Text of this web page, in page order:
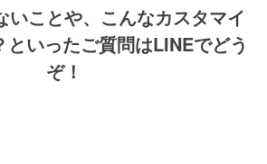
いことや、こんなカスタマイ
といったご質問はLINEでどう
ぞ！